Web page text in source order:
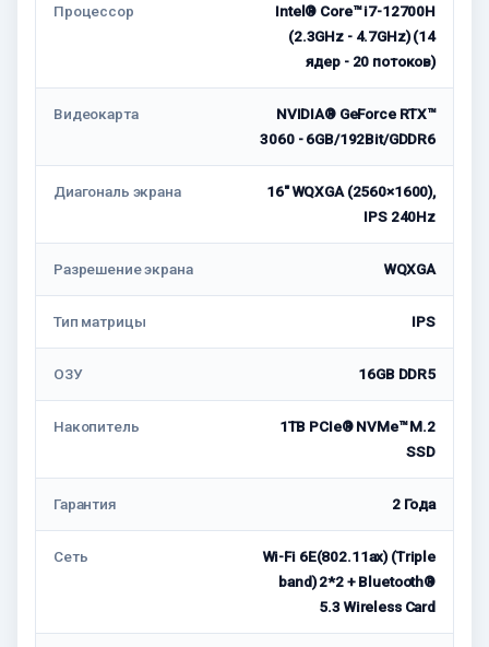
Процессор
Intel® Core™ i7-12700H
(2.3GHz - 4.7GHz) (14
ядер - 20 потоков)
Видеокарта
NVIDIA® GeForce RTX™
3060 - 6GB/192Bit/GDDR6
Диагональ экрана
16" WQXGA (2560×1600),
IPS 240Hz
Разрешение экрана WQXGA
Тип матрицы IPS
ОЗУ 16GB DDR5
Накопитель
1TB PCIe® NVMe™ M.2
SSD
Гарантия 2 Года
Сеть
Wi-Fi 6E(802.11ax) (Triple
band) 2*2 + Bluetooth®
5.3 Wireless Card